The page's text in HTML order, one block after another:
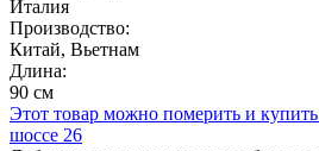
Италия
Производство:
Китай, Вьетнам
Длина:
90 см
Этот товар можно померить и
шоссе 26